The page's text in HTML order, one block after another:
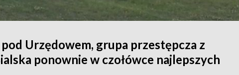
Urzędowem, grupa przestępcza z
ponownie w czołówce najlepszych